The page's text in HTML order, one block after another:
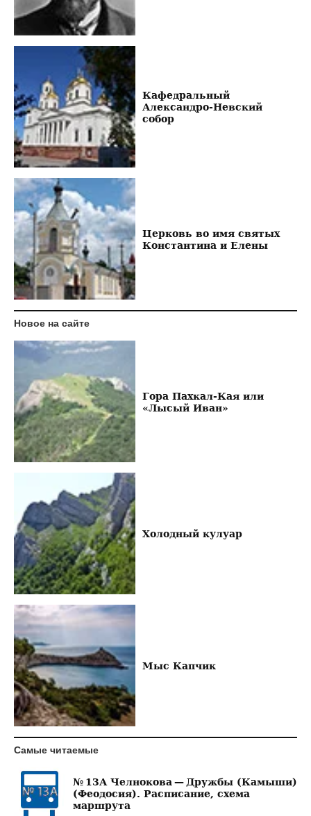
Кафедральный
Александро-Невский
собор
Церковь во имя святых
Константина и Елены
Новое на сайте
Гора Пахкал-Кая или
«Лысый Иван»
Холодный кулуар
Мыс Капчик
Самые читаемые
№ 13А Челнокова — Дружбы (Камыши)
(Феодосия). Расписание, схема
маршрута